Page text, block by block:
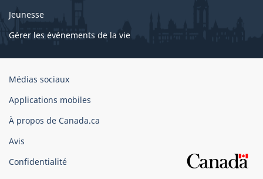
Jeunesse
Gérer les événements de la vie
Organisation
gouvernement
du
Canada
Médias sociaux
Applications mobiles
À propos de Canada.ca
Avis
Confidentialité